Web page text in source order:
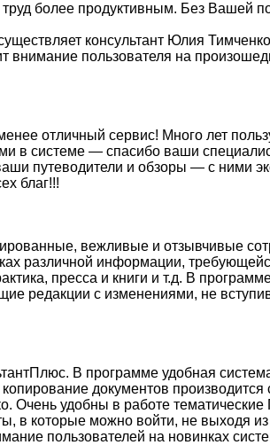
более продуктивным. Без
консультант Юлия
внимание пользователя на
отличный сервис! Много лет
в системе — спасибо ваши
путеводители и обзоры — с ними
благ!!!
вежливые и отзывчивые
различной информации,
пресса и книги и т.д. В
редакции с изменениями, не
В программе удобная
документов производится
Очень удобны в работе
в которые можно войти, не выходя
пользователей на новинках